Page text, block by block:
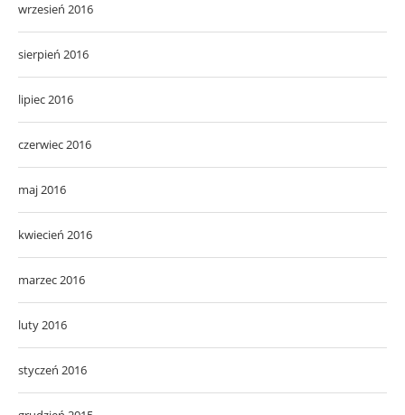
wrzesień 2016
sierpień 2016
lipiec 2016
czerwiec 2016
maj 2016
kwiecień 2016
marzec 2016
luty 2016
styczeń 2016